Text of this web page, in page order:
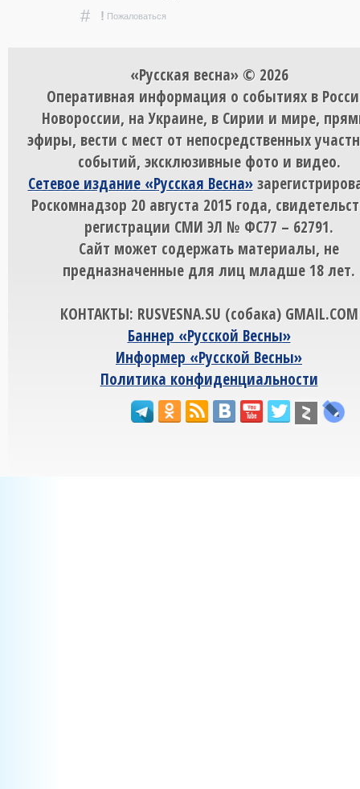
# ! Пожаловаться
«Русская весна» © 2026
Оперативная информация о событиях в
Новороссии, на Украине, в Сирии и мире,
эфиры, вести с мест от непосредственных
событий, эксклюзивные фото и видео.
Сетевое издание «Русская Весна»
Роскомнадзор 20 августа 2015 года,
регистрации СМИ ЭЛ № ФС77 – 62791.
Сайт может содержать материалы, не
предназначенные для лиц младше 18 лет.
КОНТАКТЫ: RUSVESNA.SU (собака) GMAIL.COM
Баннер «Русской Весны»
Информер «Русской Весны»
Политика конфиденциальности